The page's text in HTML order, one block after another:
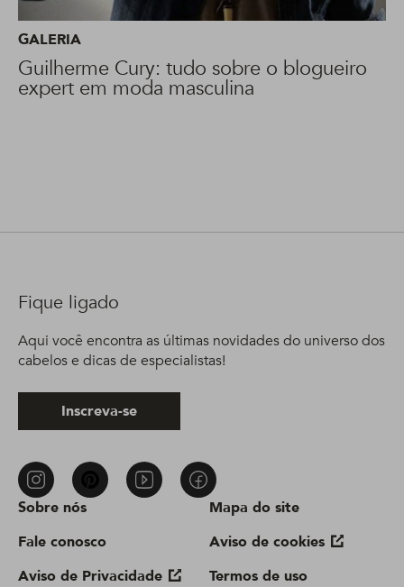
GALERIA
Guilherme Cury: tudo sobre o blogueiro
expert em moda masculina
Sobre nós
Fale conosco
Aviso de Privacidade
Mapa do site
Aviso de cookies
Termos de uso
Fique ligado
Aqui você encontra as últimas novidades do universo dos
cabelos e dicas de especialistas!
Inscreva-se